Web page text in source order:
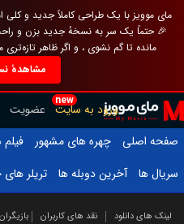
مای موویز با یک طراحی کاملاً جدید و کلی
🎉 حتماً یک سر به نسخهٔ جدید بزن و
مانده تا گم نشوی ، و اگر ظاهر
مشاهدهٔ
new
ورود به سایت عضویت
صفحه اصلی
چهره های مشهور
فیلم
سریال ها
آخرین دوبله ها تریلر
لینک های دانلود نقد های کاربران